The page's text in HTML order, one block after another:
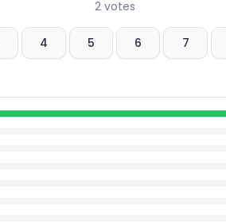
2 votes
4 5 6 7